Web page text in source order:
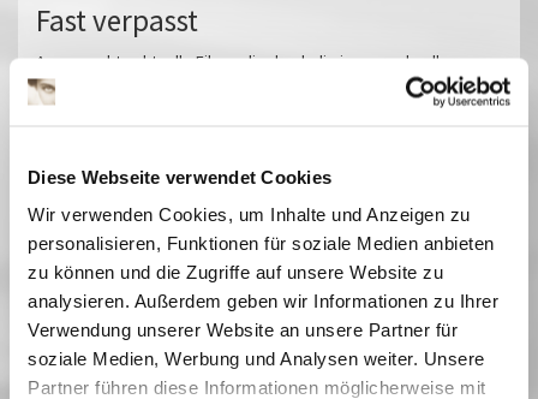
Diese Webseite verwendet Cookies
Wir verwenden Cookies, um Inhalte und Anzeigen zu
personalisieren, Funktionen für soziale Medien anbieten
zu können und die Zugriffe auf unsere Website zu
analysieren. Außerdem geben wir Informationen zu Ihrer
Verwendung unserer Website an unsere Partner für
soziale Medien, Werbung und Analysen weiter. Unsere
Partner führen diese Informationen möglicherweise mit
Fast verpasst
Ausgesuchte aktuelle Filme, die durch die immer schnellere
Auswertungskette viel zu kurz in den Kinos zu sehen sind,
können Sie auf der großen Leinwand genießen. Bei uns sollen Sie
Das tiefste Blau
Pfau - Bin ich echt?
Im Prinzip Familie
Sorda
Sehnsucht in Sangerhausen
Vermiglio